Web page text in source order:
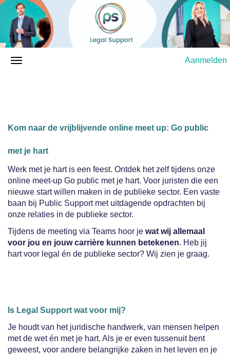
Aanmelden
Kom naar de vrijblijvende online meet up: Go public
met je hart
Werk met je hart is een feest. Ontdek het zelf tijdens onze
online meet-up Go public met je hart. Voor juristen die een
nieuwe start willen maken in de publieke sector. Een vaste
baan bij Public Support met uitdagende opdrachten bij
onze relaties in de publieke sector.
Tijdens de meeting via Teams hoor je wat wij allemaal
voor jou en jouw carrière kunnen betekenen. Heb jij
hart voor legal én de publieke sector? Wij zien je graag.
Is Legal Support wat voor mij?
Je houdt van het juridische handwerk, van mensen helpen
met de wet én met je hart. Als je er even tussenuit bent
geweest, voor andere belangrijke zaken in het leven en je